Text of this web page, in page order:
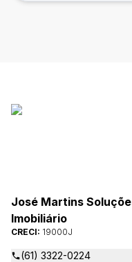
José Martins
Imobiliário
CRECI: 19000J
(61) 3322-0224